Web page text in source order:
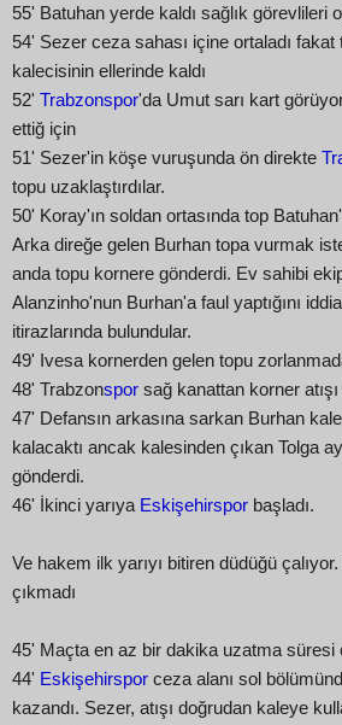
55' Batuhan yerde kaldı sağlık görevlileri
54' Sezer ceza sahası içine ortaladı fakat
kalecisinin ellerinde kaldı
52' Trabzonspor'da Umut sarı kart
ettiğ için
51' Sezer'in köşe vuruşunda ön direkte
topu uzaklaştırdılar.
50' Koray'ın soldan ortasında top
Arka direğe gelen Burhan topa vurmak
anda topu kornere gönderdi. Ev sahibi
Alanzinho'nun Burhan'a faul yaptığını
itirazlarında bulundular.
49' Ivesa kornerden gelen topu
48' Trabzonspor sağ kanattan korner atışı
47' Defansın arkasına sarkan Burhan
kalacaktı ancak kalesinden çıkan Tolga
gönderdi.
46' İkinci yarıya Eskişehirspor başladı.
Ve hakem ilk yarıyı bitiren düdüğü
çıkmadı
45' Maçta en az bir dakika uzatma süresi
44' Eskişehirspor ceza alanı sol
kazandı. Sezer, atışı doğrudan kaleye